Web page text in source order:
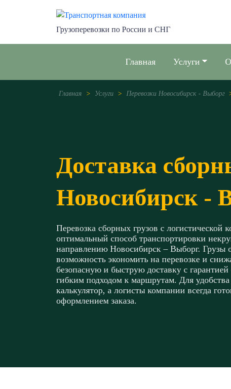
Грузоперевозки по России и СНГ
Главная Услуги
Главная > Услуги > Перевозки Новосибирск - Выборг
Доставка
Новосибирск -
Перевозка сборных грузов с логистической
оптимальный способ транспортировки
направлению Новосибирск – Выборг. Грузы
возможность экономить на перевозке и
безопасную и быструю доставку с
гибким подходом к маршрутам. Для удобства
калькулятор, а логисты компании всегда
оформлением заказа.